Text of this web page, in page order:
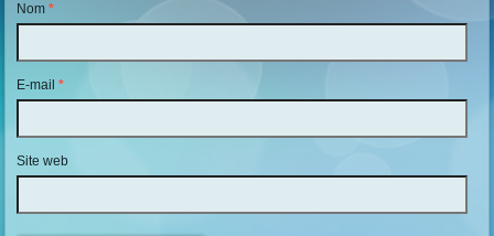
Nom*
E-mail*
Site web